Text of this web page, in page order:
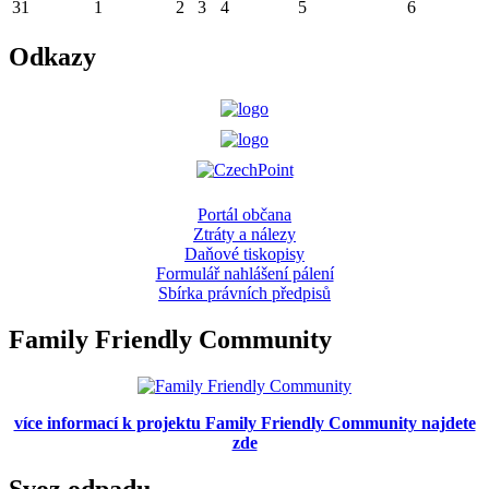
31 1 2 3 4 5 6
Odkazy
Portál občana
Ztráty a nálezy
Daňové tiskopisy
Formulář nahlášení pálení
Sbírka právních předpisů
Family Friendly Community
více informací k projektu Family Friendly Community najdete
zde